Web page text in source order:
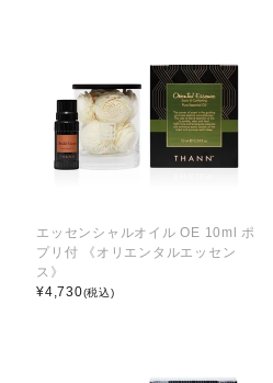
エッセンシャルオイル OE 10ml ポ
プリ付 《オリエンタルエッセン
ス》
¥4,730(税込)